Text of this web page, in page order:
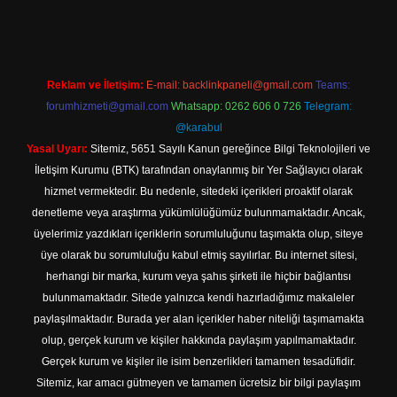
Reklam ve İletişim: E-mail: backlinkpaneli@gmail.com Teams:
forumhizmeti@gmail.com Whatsapp: 0262 606 0 726 Telegram:
@karabul
Yasal Uyarı: Sitemiz, 5651 Sayılı Kanun gereğince Bilgi Teknolojileri ve
İletişim Kurumu (BTK) tarafından onaylanmış bir Yer Sağlayıcı olarak
hizmet vermektedir. Bu nedenle, sitedeki içerikleri proaktif olarak
denetleme veya araştırma yükümlülüğümüz bulunmamaktadır. Ancak,
üyelerimiz yazdıkları içeriklerin sorumluluğunu taşımakta olup, siteye
üye olarak bu sorumluluğu kabul etmiş sayılırlar. Bu internet sitesi,
herhangi bir marka, kurum veya şahıs şirketi ile hiçbir bağlantısı
bulunmamaktadır. Sitede yalnızca kendi hazırladığımız makaleler
paylaşılmaktadır. Burada yer alan içerikler haber niteliği taşımamakta
olup, gerçek kurum ve kişiler hakkında paylaşım yapılmamaktadır.
Gerçek kurum ve kişiler ile isim benzerlikleri tamamen tesadüfidir.
Sitemiz, kar amacı gütmeyen ve tamamen ücretsiz bir bilgi paylaşım